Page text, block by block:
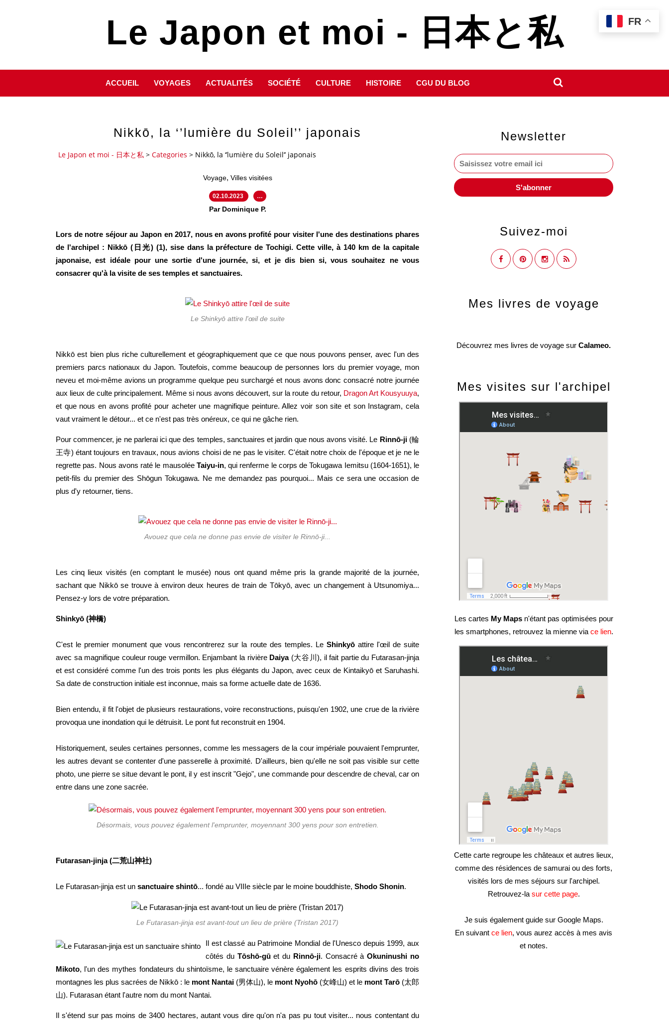
Le Japon et moi - 日本と私
ACCUEIL VOYAGES ACTUALITÉS SOCIÉTÉ CULTURE HISTOIRE CGU DU BLOG
Nikkō, la ‘’lumière du Soleil’’ japonais
Le Japon et moi - 日本と私 > Categories > Nikkō, la ‘’lumière du Soleil’’ japonais
Voyage, Villes visitées
02.10.2023 …
Par Dominique P.
Lors de notre séjour au Japon en 2017, nous en avons profité pour visiter l'une des destinations phares
de l'archipel : Nikkō (日光) (1), sise dans la préfecture de Tochigi. Cette ville, à 140 km de la capitale
japonaise, est idéale pour une sortie d'une journée, si, et je dis bien si, vous souhaitez ne vous
consacrer qu'à la visite de ses temples et sanctuaires.
Le Shinkyō attire l'œil de suite
Nikkō est bien plus riche culturellement et géographiquement que ce que nous pouvons penser, avec l'un des
premiers parcs nationaux du Japon. Toutefois, comme beaucoup de personnes lors du premier voyage, mon
neveu et moi-même avions un programme quelque peu surchargé et nous avons donc consacré notre journée
aux lieux de culte principalement. Même si nous avons découvert, sur la route du retour, Dragon Art Kousyuuya,
et que nous en avons profité pour acheter une magnifique peinture. Allez voir son site et son Instagram, cela
vaut vraiment le détour... et ce n'est pas très onéreux, ce qui ne gâche rien.
Pour commencer, je ne parlerai ici que des temples, sanctuaires et jardin que nous avons visité. Le Rinnō-ji(輪
王寺) étant toujours en travaux, nous avions choisi de ne pas le visiter. C'était notre choix de l'époque et je ne le
regrette pas. Nous avons raté le mausolée Taiyu-in, qui renferme le corps de Tokugawa Iemitsu (1604-1651), le
petit-fils du premier des Shōgun Tokugawa. Ne me demandez pas pourquoi... Mais ce sera une occasion de
plus d'y retourner, tiens.
Avouez que cela ne donne pas envie de visiter le Rinnō-ji...
Les cinq lieux visités (en comptant le musée) nous ont quand même pris la grande majorité de la journée,
sachant que Nikkō se trouve à environ deux heures de train de Tōkyō, avec un changement à Utsunomiya...
Pensez-y lors de votre préparation.
Shinkyō (神橋)
C'est le premier monument que vous rencontrerez sur la route des temples. Le Shinkyōattire l'œil de suite
avec sa magnifique couleur rouge vermillon. Enjambant la rivière Daiya(大谷川), il fait partie du Futarasan-jinja
et est considéré comme l'un des trois ponts les plus élégants du Japon, avec ceux de Kintaikyō et Saruhashi.
Sa date de construction initiale est inconnue, mais sa forme actuelle date de 1636.
Bien entendu, il fit l'objet de plusieurs restaurations, voire reconstructions, puisqu'en 1902, une crue de la rivière
provoqua une inondation qui le détruisit. Le pont fut reconstruit en 1904.
Historiquement, seules certaines personnes, comme les messagers de la cour impériale pouvaient l'emprunter,
les autres devant se contenter d'une passerelle à proximité. D'ailleurs, bien qu'elle ne soit pas visible sur cette
photo, une pierre se situe devant le pont, il y est inscrit "Gejo", une commande pour descendre de cheval, car on
entre dans une zone sacrée.
Désormais, vous pouvez également l'emprunter, moyennant 300 yens pour son entretien.
Futarasan-jinja (二荒山神社)
Le Futarasan-jinja est un sanctuaire shintō... fondé au VIIIe siècle par le moine bouddhiste, Shodo Shonin.
Le Futarasan-jinja est avant-tout un lieu de prière (Tristan 2017)
Il est classé au Patrimoine Mondial de l'Unesco depuis 1999, aux
côtés du Tōshō-gūet du Rinnō-ji. Consacré àOkuninushi no
Mikoto, l'un des mythes fondateurs du shintoïsme, le sanctuaire vénère également les esprits divins des trois
montagnes les plus sacrées de Nikkō : le mont Nantai (男体山), le mont Nyohō (女峰山) et le mont Tarō (太郎
山). Futarasan étant l'autre nom du mont Nantai.
Il s'étend sur pas moins de 3400 hectares, autant vous dire qu'on n'a pas pu tout visiter... nous contentant du
Newsletter
Suivez-moi
Mes livres de voyage
Découvrez mes livres de voyage sur Calameo.
Mes visites sur l'archipel
Les cartes My Mapsn'étant pas optimisées pour
les smartphones, retrouvez la mienne via ce lien.
Cette carte regroupe les châteaux et autres lieux,
comme des résidences de samurai ou des forts,
visités lors de mes séjours sur l'archipel.
Retrouvez-la sur cette page.
Je suis également guide sur Google Maps.
En suivant ce lien, vous aurez accès à mes avis
et notes.
FR